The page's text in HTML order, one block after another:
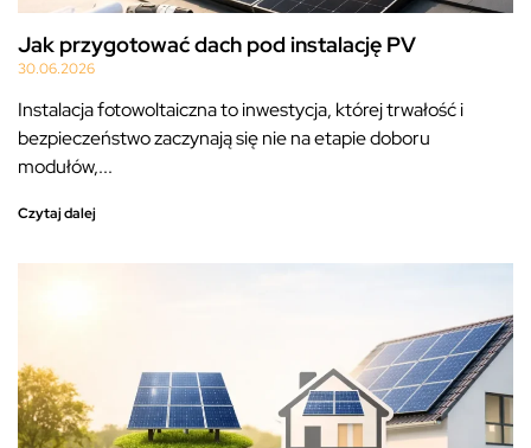
Jak przygotować dach pod instalację PV
30.06.2026
Instalacja fotowoltaiczna to inwestycja, której trwałość i
bezpieczeństwo zaczynają się nie na etapie doboru
modułów,...
Czytaj dalej